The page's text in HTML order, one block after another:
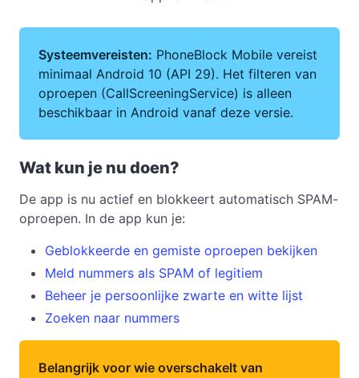
Systeemvereisten: PhoneBlock Mobile vereist
minimaal Android 10 (API 29). Het filteren van
oproepen (CallScreeningService) is alleen
beschikbaar in Android vanaf deze versie.
Wat kun je nu doen?
De app is nu actief en blokkeert automatisch SPAM-
oproepen. In de app kun je:
Geblokkeerde en gemiste oproepen bekijken
Meld nummers als SPAM of legitiem
Beheer je persoonlijke zwarte en witte lijst
Zoeken naar nummers
Belangrijk voor wie overschakelt van